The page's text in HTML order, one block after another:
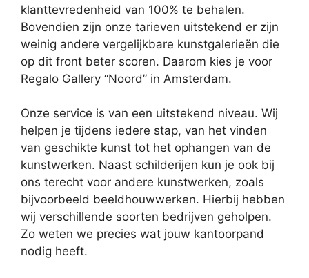
klanttevredenheid van 100% te behalen.
Bovendien zijn onze tarieven uitstekend er zijn
weinig andere vergelijkbare kunstgalerieën die
op dit front beter scoren. Daarom kies je voor
Regalo Gallery “Noord” in Amsterdam.
Onze service is van een uitstekend niveau. Wij
helpen je tijdens iedere stap, van het vinden
van geschikte kunst tot het ophangen van de
kunstwerken. Naast schilderijen kun je ook bij
ons terecht voor andere kunstwerken, zoals
bijvoorbeeld beeldhouwwerken. Hierbij hebben
wij verschillende soorten bedrijven geholpen.
Zo weten we precies wat jouw kantoorpand
nodig heeft.